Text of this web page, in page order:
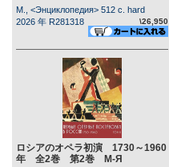
М., <Энциклопедия> 512 c. hard
2026 年 R281318
\26,950
ロシアのオペラ初演 1730～1960
年 全2巻 第2巻 М-Я